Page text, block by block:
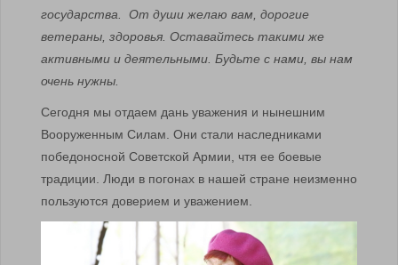
государства. От души желаю вам, дорогие
ветераны, здоровья. Оставайтесь такими же
активными и деятельными. Будьте с нами, вы нам
очень нужны.
Сегодня мы отдаем дань уважения и нынешним
Вооруженным Силам. Они стали наследниками
победоносной Советской Армии, чтя ее боевые
традиции. Люди в погонах в нашей стране неизменно
пользуются доверием и уважением.